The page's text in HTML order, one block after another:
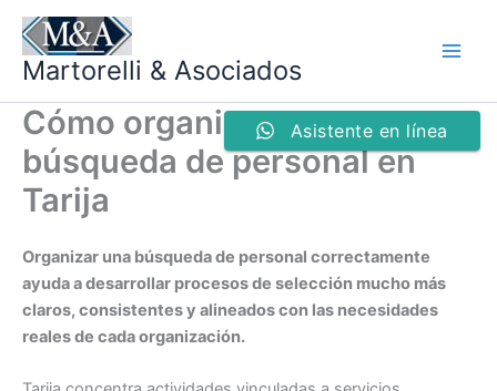
contenido
Martorelli & Asociados
Cómo organizar una
búsqueda de personal en
Tarija
Organizar una búsqueda de personal correctamente
ayuda a desarrollar procesos de selección mucho más
claros, consistentes y alineados con las necesidades
reales de cada organización.
Asistente en línea